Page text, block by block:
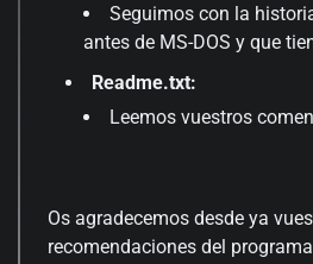
Seguimos con la
antes de MS-DOS y que
Readme.txt:
Leemos vuestros
Os agradecemos desde ya
recomendaciones del